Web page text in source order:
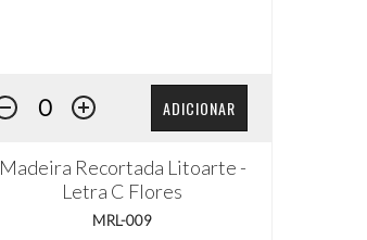
ADICIONAR
Madeira Recortada Litoarte -
Letra C Flores
MRL-009